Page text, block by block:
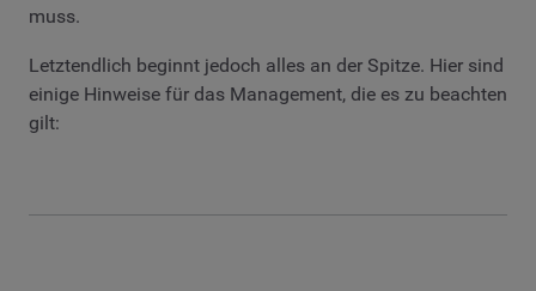
muss.
Letztendlich beginnt jedoch alles an der Spitze. Hier sind
einige Hinweise für das Management, die es zu beachten
gilt: